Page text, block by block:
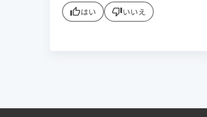
thumb_upはい thumb_downいいえ